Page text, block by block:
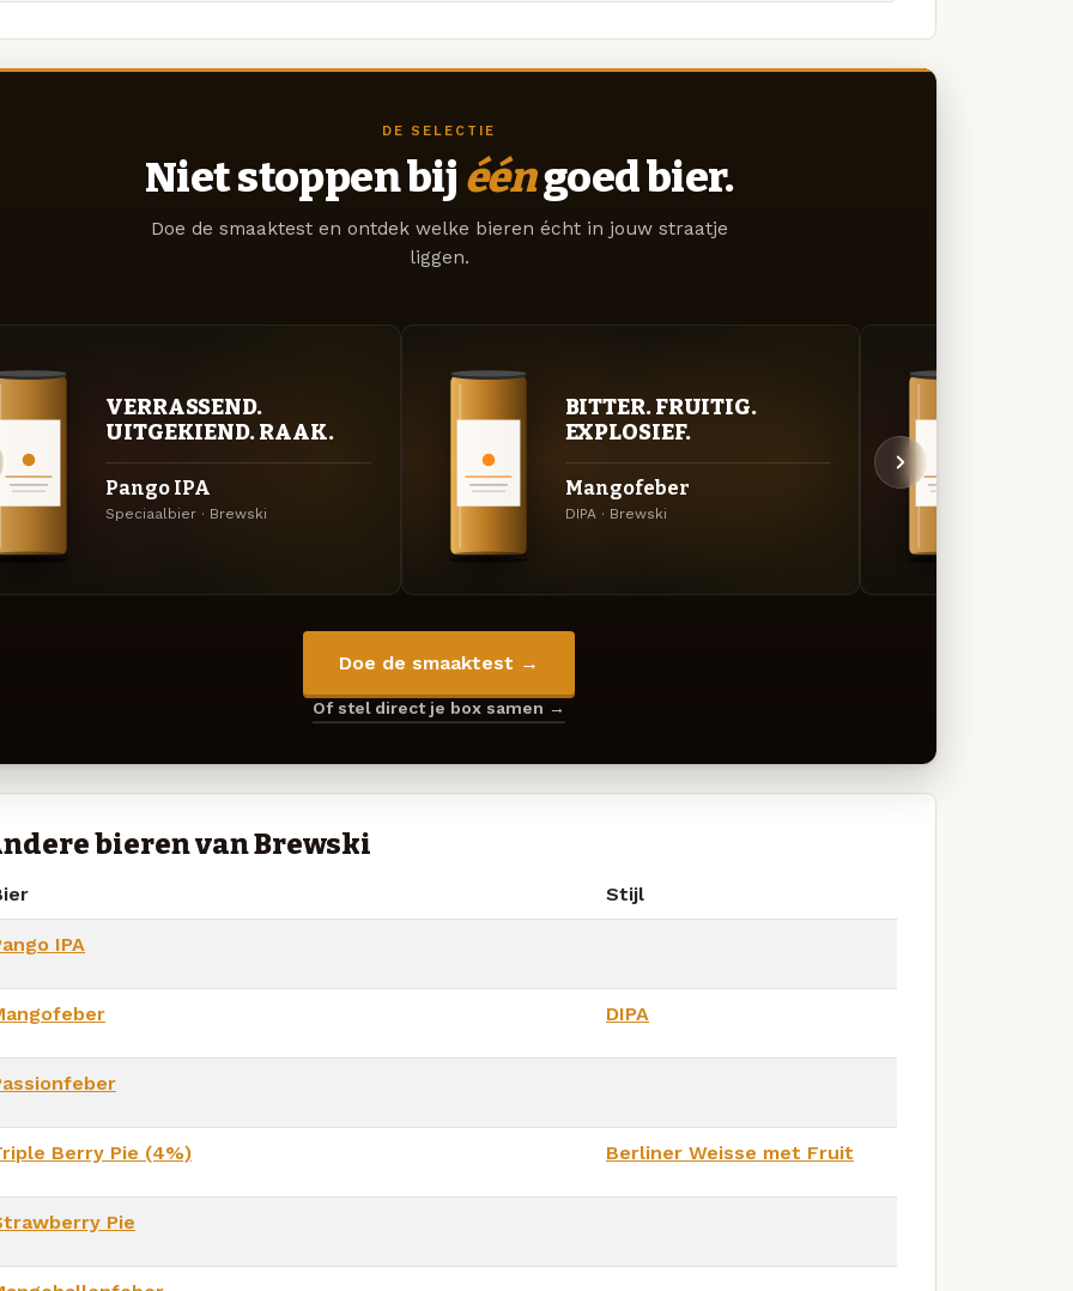
DE SELECTIE
Niet stoppen bij ééngoed bier.
Doe de smaaktest en ontdek welke bieren écht in jouw straatje
liggen.
VERRASSEND.
UITGEKIEND. RAAK.
Pango IPA
Speciaalbier · Brewski
BITTER. FRUITIG.
EXPLOSIEF.
Mangofeber
DIPA · Brewski
Doe de smaaktest →
Of stel direct je box samen →
bieren van Brewski
Stijl
IPA
DIPA
Berry Pie (4%) Berliner Weisse met Fruit
Pie